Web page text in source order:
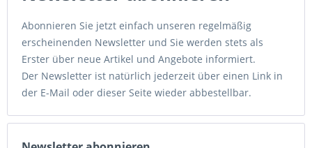
Abonnieren Sie jetzt einfach unseren regelmäßig
erscheinenden Newsletter und Sie werden stets als
Erster über neue Artikel und Angebote informiert.
Der Newsletter ist natürlich jederzeit über einen Link in
der E-Mail oder dieser Seite wieder abbestellbar.